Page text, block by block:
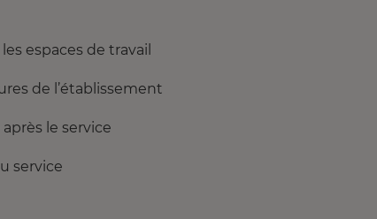
espaces de travail
de l’établissement
le service
service